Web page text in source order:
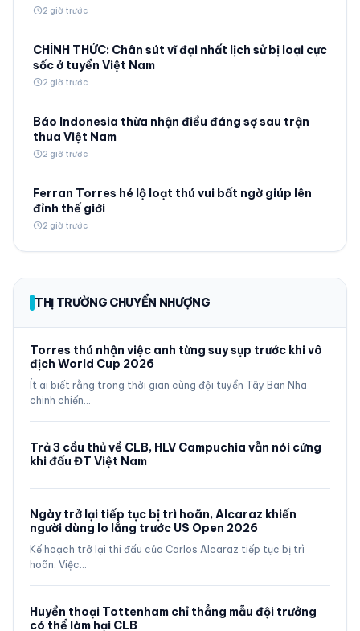
schedule2 giờ trước
CHÍNH THỨC: Chân sút vĩ đại nhất lịch sử bị loại cực
sốc ở tuyển Việt Nam
schedule2 giờ trước
Báo Indonesia thừa nhận điều đáng sợ sau trận
thua Việt Nam
schedule2 giờ trước
Ferran Torres hé lộ loạt thú vui bất ngờ giúp lên
đỉnh thế giới
schedule2 giờ trước
THỊ TRƯỜNG CHUYỂN NHƯỢNG
Torres thú nhận việc anh từng suy sụp trước khi vô
địch World Cup 2026
Ít ai biết rằng trong thời gian cùng đội tuyển Tây Ban Nha
chinh chiến…
Trả 3 cầu thủ về CLB, HLV Campuchia vẫn nói cứng
khi đấu ĐT Việt Nam
Ngày trở lại tiếp tục bị trì hoãn, Alcaraz khiến
người dùng lo lắng trước US Open 2026
Kế hoạch trở lại thi đấu của Carlos Alcaraz tiếp tục bị trì
hoãn. Việc…
Huyền thoại Tottenham chỉ thẳng mẫu đội trưởng
có thể làm hại CLB